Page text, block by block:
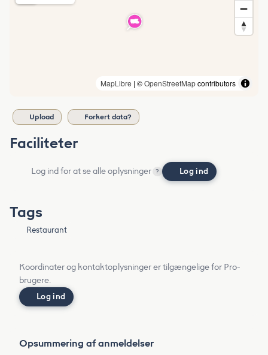
MapLibre | ©OpenStreetMapcontributors
Upload Forkert data?
Faciliteter
Log ind for at se alle oplysninger ? Log ind
Tags
Restaurant
Koordinater og kontaktoplysninger er tilgængelige for Pro-
brugere.
Log ind
Opsummering af anmeldelser